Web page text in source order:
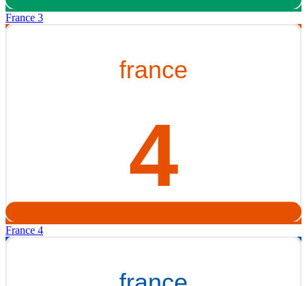
France 3
France 4